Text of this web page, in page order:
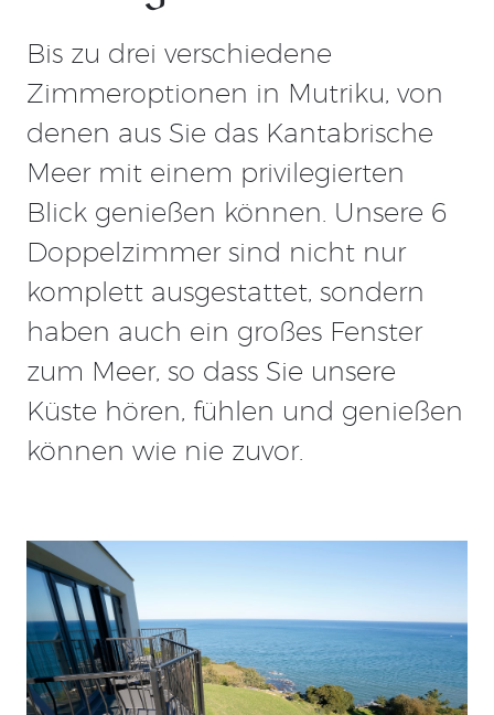
Bis zu drei verschiedene
Zimmeroptionen in Mutriku, von
denen aus Sie das Kantabrische
Meer mit einem privilegierten
Blick genießen können. Unsere 6
Doppelzimmer sind nicht nur
komplett ausgestattet, sondern
haben auch ein großes Fenster
zum Meer, so dass Sie unsere
Küste hören, fühlen und genießen
können wie nie zuvor.